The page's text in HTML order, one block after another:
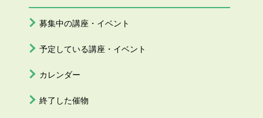
募集中の講座・イベント
予定している講座・イベント
カレンダー
終了した催物